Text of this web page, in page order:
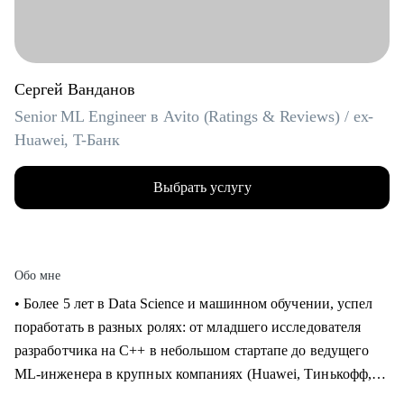
Сергей Ванданов
Senior ML Engineer в Avito (Ratings & Reviews) / ex-
Huawei, T-Банк
Выбрать услугу
Обо мне
• Более 5 лет в Data Science и машинном обучении, успел
поработать в разных ролях: от младшего исследователя
разработчика на C++ в небольшом стартапе до ведущего
ML-инженера в крупных компаниях (Huawei, Тинькофф,